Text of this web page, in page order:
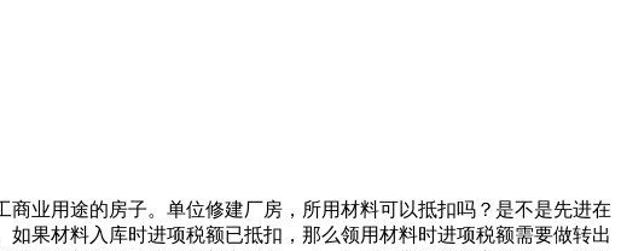
业用途的房子。单位修建厂房，所用材料可以抵扣吗？是不是先进在
果材料入库时进项税额已抵扣，那么领用材料时进项税额需要做转出